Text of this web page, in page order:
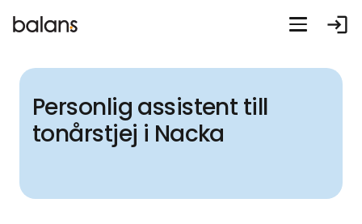
login
Personlig assistent till
tonårstjej i Nacka